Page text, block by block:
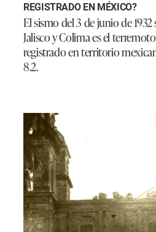
REGISTRADO EN MÉXICO?
El sismo del 3 de junio de
Jalisco y Colima es el
registrado en territorio
8.2.